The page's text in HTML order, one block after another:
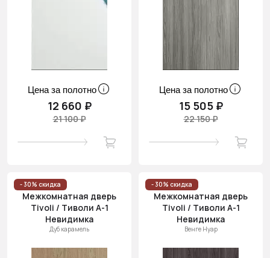
Цена за полотно
12 660 ₽
21 100 ₽
Цена за полотно
15 505 ₽
22 150 ₽
- 30% скидка
Межкомнатная дверь
Tivoli / Тиволи А-1
Невидимка
Дуб карамель
- 30% скидка
Межкомнатная дверь
Tivoli / Тиволи А-1
Невидимка
Венге Нуар